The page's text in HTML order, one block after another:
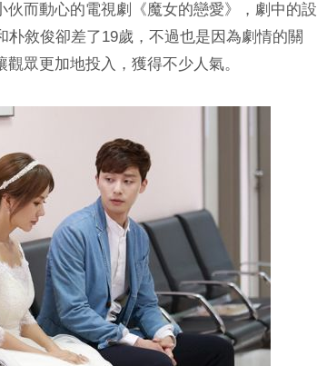
而動心的電視劇《魔女的戀愛》，劇中的設
朴敘俊卻差了19歲，不過也是因為劇情的關
眾更加地投入，獲得不少人氣。